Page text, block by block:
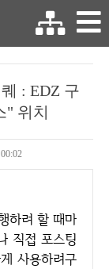
: EDZ 구
위치
직접 포스팅
사용하려구